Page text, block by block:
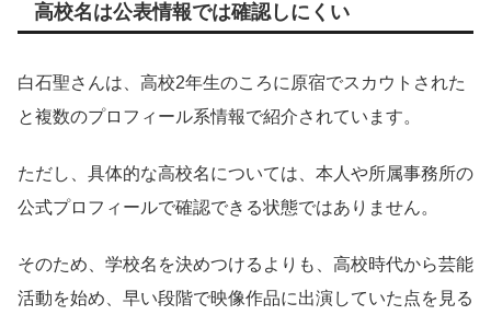
高校名は公表情報では確認しにくい
白石聖さんは、高校2年生のころに原宿でスカウトされた
と複数のプロフィール系情報で紹介されています。
ただし、具体的な高校名については、本人や所属事務所の
公式プロフィールで確認できる状態ではありません。
そのため、学校名を決めつけるよりも、高校時代から芸能
活動を始め、早い段階で映像作品に出演していた点を見る